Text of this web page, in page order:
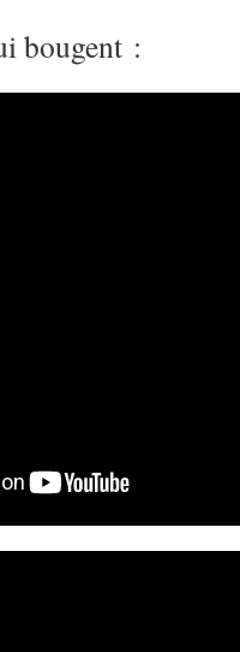
bougent :